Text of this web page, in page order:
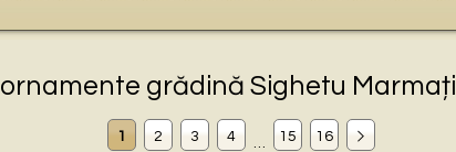
ornamente grădină Sighetu
1 2 3 4 … 15 16